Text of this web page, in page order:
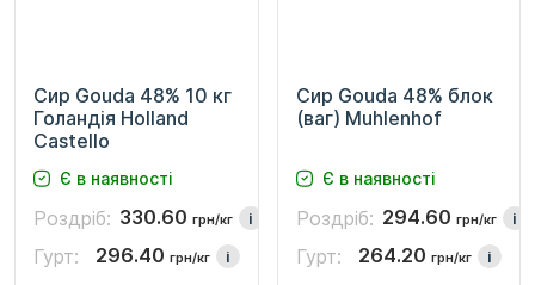
Сир Gouda 48% 10 кг
Голандія Holland
Castello
Є в наявності
Роздріб: 330.60 грн/кг i
Гурт: 296.40 грн/кг i
Сир Gouda 48% блок
(ваг) Muhlenhof
Є в наявності
Роздріб: 294.60 грн/кг i
Гурт: 264.20 грн/кг i